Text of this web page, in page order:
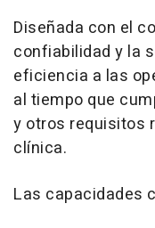
Diseñada con el
confiabilidad y la
eficiencia a las
al tiempo que
y otros requisitos
clínica.
Las capacidades